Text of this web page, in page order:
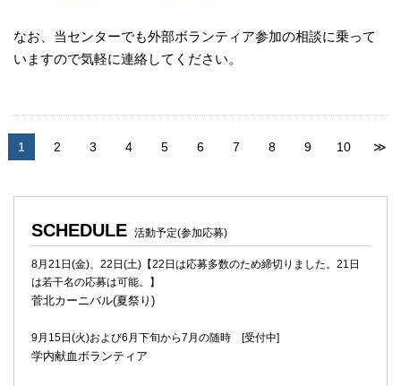
なお、当センターでも外部ボランティア参加の相談に乗って
いますので気軽に連絡してください。
1 2 3 4 5 6 7 8 9 10 ≫
SCHEDULE 活動予定(参加応募)
8月21日(金)、22日(土)【22日は応募多数のため締切りました。21日
は若干名の応募は可能。】
菅北カーニバル(夏祭り)
9月15日(火)および6月下旬から7月の随時 [受付中]
学内献血ボランティア